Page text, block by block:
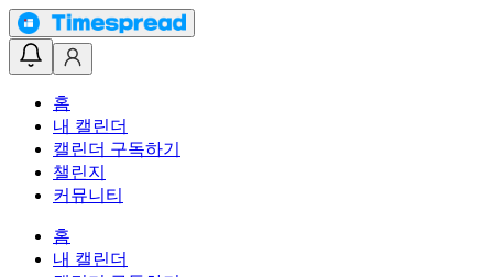
홈
내 캘린더
캘린더 구독하기
챌린지
커뮤니티
홈
내 캘린더